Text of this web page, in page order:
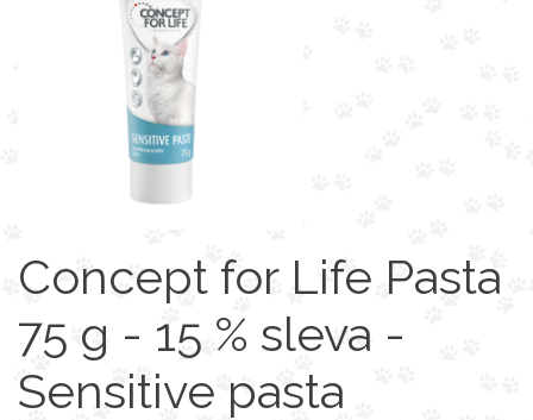
Concept for Life Pasta
75 g - 15 % sleva -
Sensitive pasta